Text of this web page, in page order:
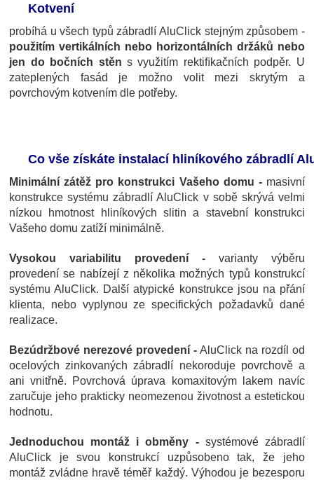
Kotvení
probíhá u všech typů zábradlí AluClick stejným způsobem -
použitím vertikálních nebo horizontálních držáků nebo
jen do bočních stěn s využitím rektiﬁkačních podpěr. U
zateplených fasád je možno volit mezi skrytým a
povrchovým kotvením dle potřeby.
Co vše získáte instalací hliníkového zábradlí
Minimální zátěž pro konstrukci Vašeho domu -masivní
konstrukce systému zábradlí AluClick v sobě skrývá velmi
nízkou hmotnost hliníkových slitin a stavební konstrukci
Vašeho domu zatíží minimálně.
Vysokou variabilitu provedení -varianty výběru
provedení se nabízejí z několika možných typů konstrukcí
systému AluClick. Další atypické konstrukce jsou na přání
klienta, nebo vyplynou ze specifických požadavků dané
realizace.
Bezúdržbové nerezové provedení - AluClick na rozdíl od
ocelových zinkovaných zábradlí nekoroduje povrchově a
ani vnitřně. Povrchová úprava komaxitovým lakem navíc
zaručuje jeho prakticky neomezenou životnost a estetickou
hodnotu.
Jednoduchou montáž i obměny -systémové zábradlí
AluClick je svou konstrukcí uzpůsobeno tak, že jeho
montáž zvládne hravě téměř každý. Výhodou je bezesporu